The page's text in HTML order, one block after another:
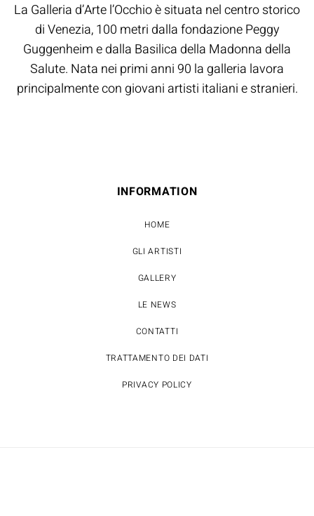
La Galleria d’Arte l’Occhio è situata nel centro storico
di Venezia, 100 metri dalla fondazione Peggy
Guggenheim e dalla Basilica della Madonna della
Salute. Nata nei primi anni 90 la galleria lavora
principalmente con giovani artisti italiani e stranieri.
INFORMATION
HOME
GLI ARTISTI
GALLERY
LE NEWS
CONTATTI
TRATTAMENTO DEI DATI
PRIVACY POLICY